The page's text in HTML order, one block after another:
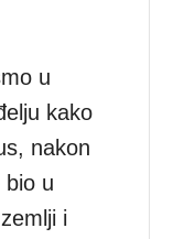
u
kako
nakon
bio u
i